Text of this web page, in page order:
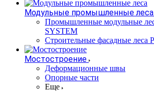
Модульные промышленные леса
Промышленные модульные
SYSTEM
Строительные фасадные леса
Мостостроение
Деформационные швы
Опорные части
Еще